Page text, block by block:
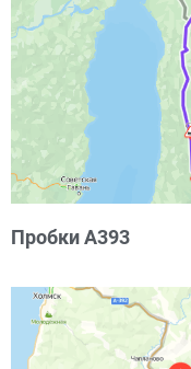
Пробки А393